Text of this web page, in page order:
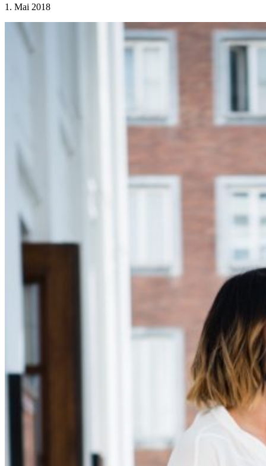
1. Mai 2018